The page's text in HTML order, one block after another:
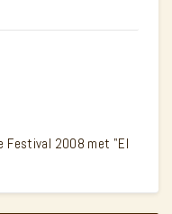
Festival 2008 met "El